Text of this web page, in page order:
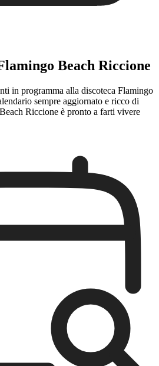
Beach Riccione
in programma alla discoteca Flamingo
sempre aggiornato e ricco di
Riccione è pronto a farti vivere